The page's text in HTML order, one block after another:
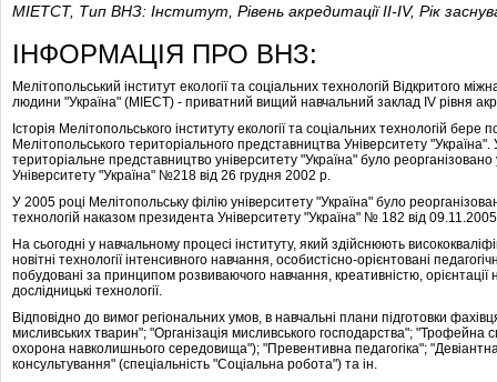
МІЕТСТ, Тип ВНЗ: Інститут, Рівень акредитації II-IV, Рік
ІНФОРМАЦІЯ ПРО ВНЗ:
Мелітопольський інститут екології та соціальних технологій Відкритого
людини "Україна" (МІЕСТ) - приватний вищий навчальний заклад ІV рівня
Історія Мелітопольського інституту екології та соціальних технологій бере
Мелітопольського територіального представництва Університету
територіальне представництво університету "Україна" було
Університету "Україна" №218 від 26 грудня 2002 р.
У 2005 році Мелітопольську філію університету "Україна" було
технологій наказом президента Університету "Україна" № 182 від
На сьогодні у навчальному процесі інституту, який здійснюють
новітні технології інтенсивного навчання, особистісно-орієнтовані
побудовані за принципом розвиваючого навчання, креативністю, орієнтації
дослідницькі технології.
Відповідно до вимог регіональних умов, в навчальні плани підготовки
мисливських тварин"; "Організація мисливського господарства"; "Трофейна
охорона навколишнього середовища"); "Превентивна педагогіка";
консультування" (спеціальність "Соціальна робота") та ін.